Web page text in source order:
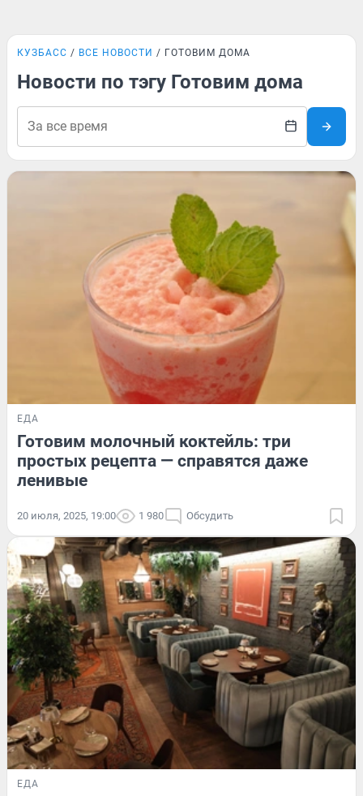
КУЗБАСС ВСЕ НОВОСТИ ГОТОВИМ ДОМА
Новости по тэгу Готовим дома
ЕДА
Готовим молочный коктейль: три
простых рецепта — справятся даже
ленивые
20 июля, 2025, 19:00 1 980 Обсудить
ЕДА